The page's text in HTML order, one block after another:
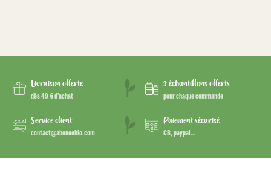
Livraison offerte
dès 49 € d’achat
3 échantillons offerts
pour chaque commande
Service client
contact@aboneobio.com
Paiement sécurisé
CB, paypal...